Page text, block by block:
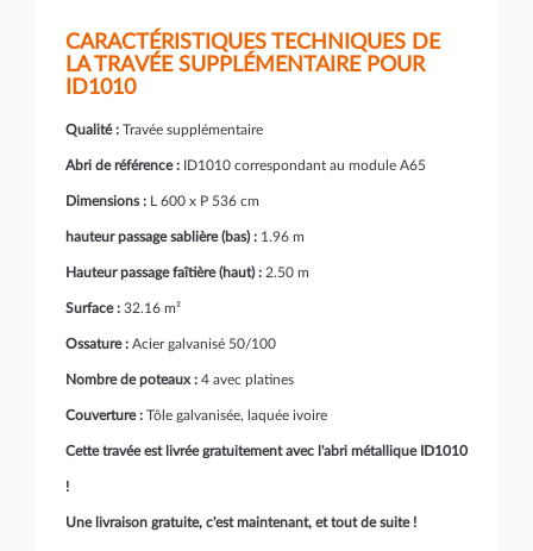
CARACTÉRISTIQUES TECHNIQUES DE
LA TRAVÉE SUPPLÉMENTAIRE POUR
ID1010
Qualité : Travée supplémentaire
Abri de référence : ID1010 correspondant au module A65
Dimensions : L 600 x P 536 cm
hauteur passage sablière (bas) : 1.96 m
Hauteur passage faîtière (haut) : 2.50 m
Surface : 32.16 m²
Ossature : Acier galvanisé 50/100
Nombre de poteaux : 4 avec platines
Couverture : Tôle galvanisée, laquée ivoire
Cette travée est livrée gratuitement avec l'abri métallique ID1010
!
Une livraison gratuite, c'est maintenant, et tout de suite !